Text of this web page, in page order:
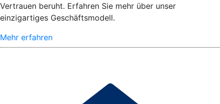
Vertrauen beruht. Erfahren Sie mehr über unser
einzigartiges Geschäftsmodell.
Mehr erfahren